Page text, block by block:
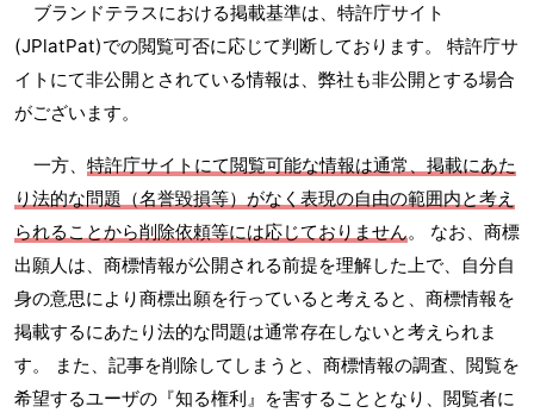
ブランドテラスにおける掲載基準は、特許庁サイト
(JPlatPat)での閲覧可否に応じて判断しております。 特許庁サ
イトにて非公開とされている情報は、弊社も非公開とする場合
がございます。
一方、 特許庁サイトにて閲覧可能な情報は通常、掲載にあた
り法的な問題（名誉毀損等）がなく表現の自由の範囲内と考え
られることから削除依頼等には応じておりません。 なお、商標
出願人は、商標情報が公開される前提を理解した上で、自分自
身の意思により商標出願を行っていると考えると、商標情報を
掲載するにあたり法的な問題は通常存在しないと考えられま
す。 また、記事を削除してしまうと、商標情報の調査、閲覧を
希望するユーザの『知る権利』を害することとなり、閲覧者に